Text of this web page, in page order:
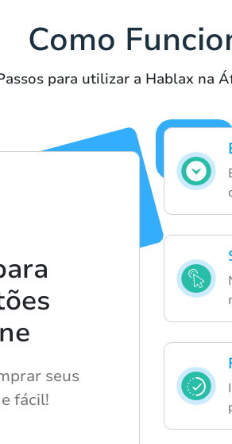
Como
para utilizar a Hablax na
seus
fácil!